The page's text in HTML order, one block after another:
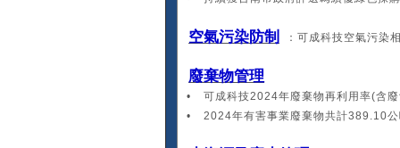
空氣污染防制 ：可成科技空氣污染
廢棄物管理
•
可成科技2024年廢棄物再利用率(含
•
2024年有害事業廢棄物共計389.10